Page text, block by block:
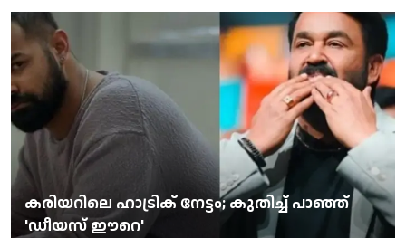
കരിയറിലെ ഹാട്രിക് നേട്ടം; കുതിച്ച് പാഞ്ഞ്
'ഡീയസ് ഈറെ'